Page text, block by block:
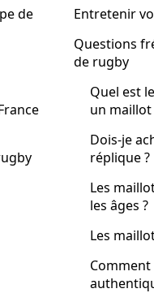
de
Entretenir
Questions
de rugby
Quel est
un
Dois-je
réplique ?
Les
les âges ?
Les